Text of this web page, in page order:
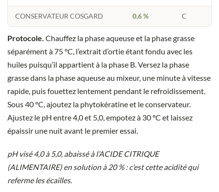
CONSERVATEUR COSGARD 0,6 % C
Protocole. Chauffez la phase aqueuse et la phase grasse
séparément à 75 °C, l’extrait d’ortie étant fondu avec les
huiles puisqu’il appartient à la phase B. Versez la phase
grasse dans la phase aqueuse au mixeur, une minute à vitesse
rapide, puis fouettez lentement pendant le refroidissement.
Sous 40 °C, ajoutez la phytokératine et le conservateur.
Ajustez le pH entre 4,0 et 5,0, empotez à 30 °C et laissez
épaissir une nuit avant le premier essai.
pH visé 4,0 à 5,0, abaissé à l’ACIDE CITRIQUE
(ALIMENTAIRE) en solution à 20 % : c’est cette acidité qui
referme les écailles.